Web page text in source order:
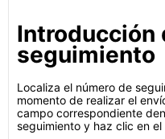
Introducción
seguimiento
Localiza el número de
momento de realizar el
campo correspondiente
seguimiento y haz clic en